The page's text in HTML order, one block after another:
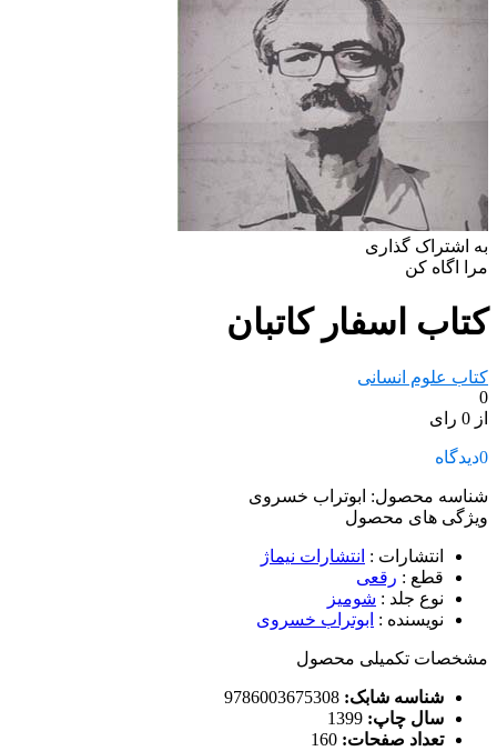
به اشتراک گذاری
مرا اگاه کن
کتاب اسفار کاتبان
کتاب علوم انسانی
0
از 0 رای
0دیدگاه
شناسه محصول: ابوتراب خسروی
ویژگی های محصول
انتشارات : انتشارات نیماژ
قطع : رقعی
نوع جلد : شومیز
نویسنده : ابوتراب خسروی
مشخصات تکمیلی محصول
شناسه شابک:
سال چاپ:
تعداد صفحات: